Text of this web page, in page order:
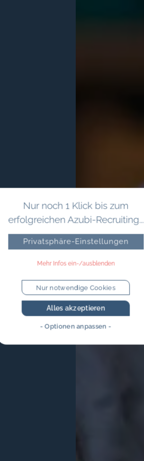
Nur noch 1 Klick bis zum
erfolgreichen Azubi-Recruiting...
Privatsphäre-Einstellungen
Mehr Infos ein-/ausblenden
Nur notwendige Cookies
Alles akzeptieren
- Optionen anpassen -